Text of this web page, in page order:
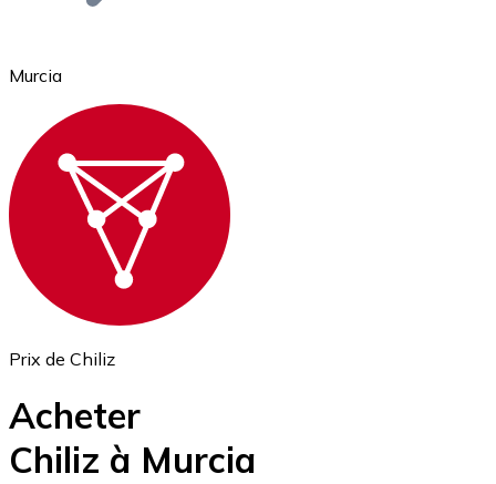
Ethereum
ETH
Murcia
Prix de Chiliz
Acheter
Chiliz à Murcia